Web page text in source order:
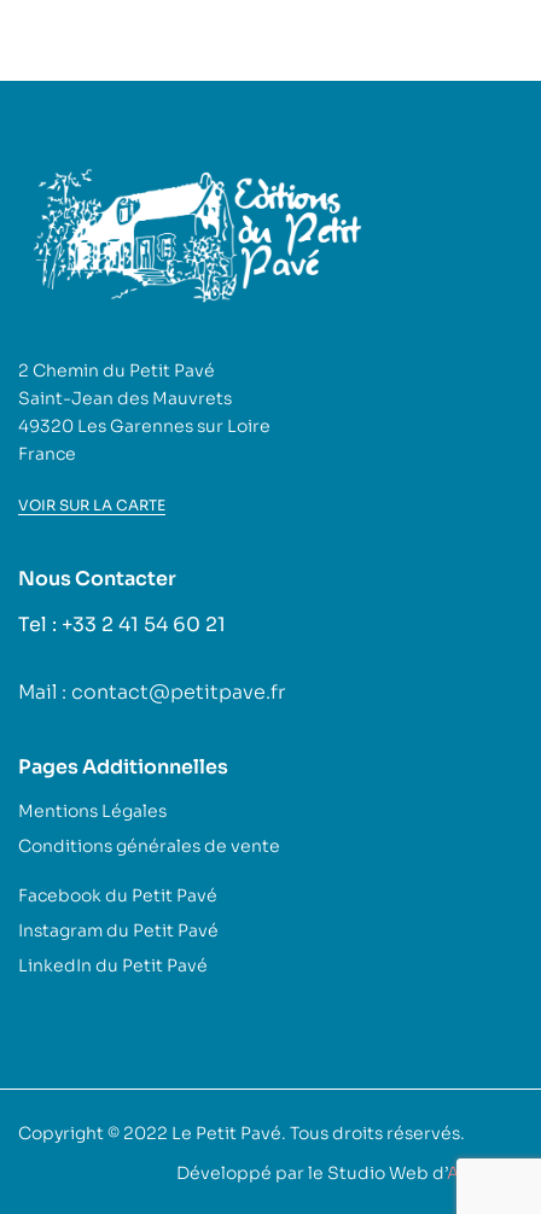
2 Chemin du Petit Pavé
Saint-Jean des Mauvrets
49320 Les Garennes sur Loire
France
VOIR SUR LA CARTE
Nous Contacter
Tel : +33 2 41 54 60 21
Mail : contact@petitpave.fr
Pages Additionnelles
Mentions Légales
Conditions générales de vente
Facebook du Petit Pavé
Instagram du Petit Pavé
LinkedIn du Petit Pavé
Copyright © 2022 Le Petit Pavé. Tous droits réservés.
Développé par le Studio Web d’Akoufen